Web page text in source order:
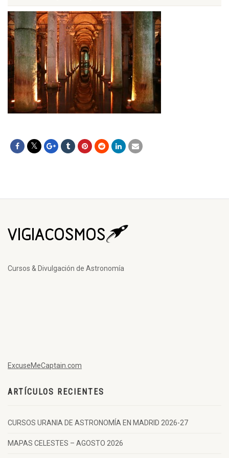
Cursos & Divulgación de Astronomía
ExcuseMeCaptain.com
ARTÍCULOS RECIENTES
CURSOS URANIA DE ASTRONOMÍA EN MADRID 2026-27
MAPAS CELESTES – AGOSTO 2026